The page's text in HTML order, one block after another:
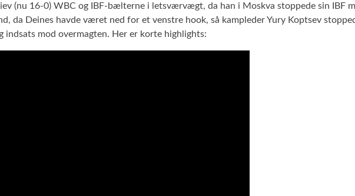
(nu 16-0) WBC og IBF-bælterne i letsværvægt, da han i Moskva stoppede sin IBF
da Deines havde været ned for et venstre hook, så kampleder Yury Koptsev
indsats mod overmagten. Her er korte highlights: